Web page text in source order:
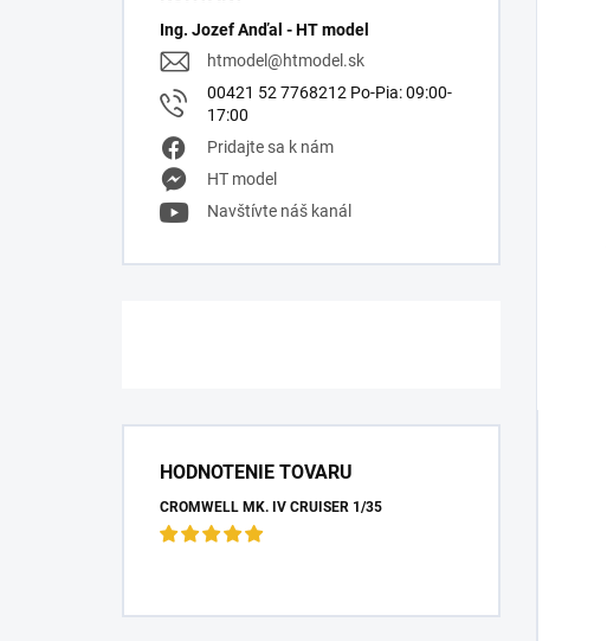
Ing. Jozef Anďal - HT model
htmodel@htmodel.sk
00421 52 7768212 Po-Pia: 09:00-
17:00
Pridajte sa k nám
HT model
Navštívte náš kanál
HODNOTENIE TOVARU
CROMWELL MK. IV CRUISER 1/35